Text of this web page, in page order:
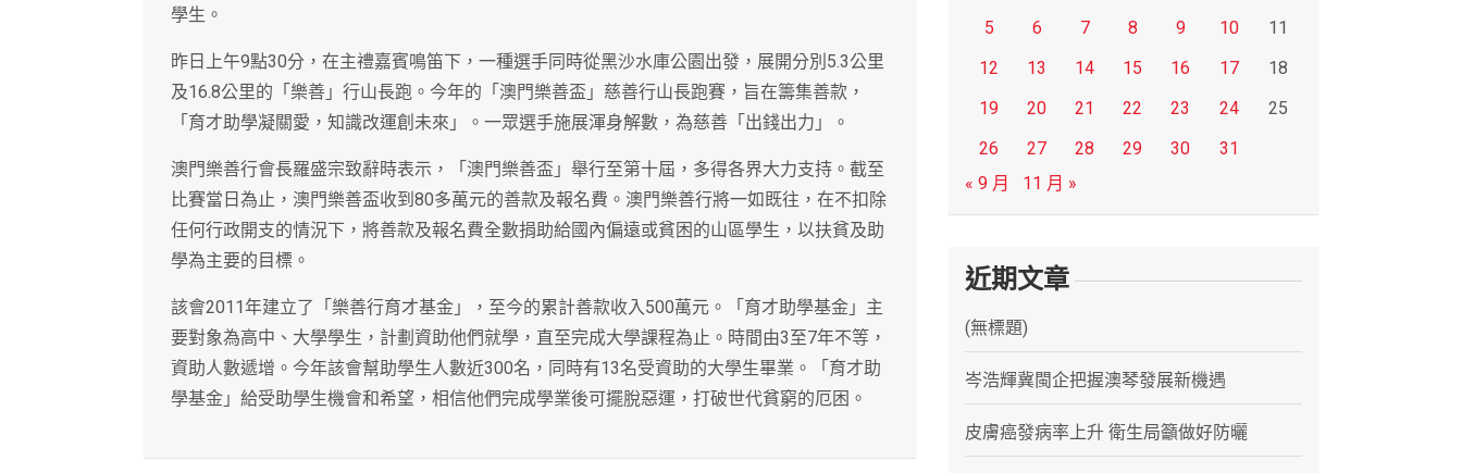
學生。
昨日上午9點30分，在主禮嘉賓鳴笛下，一種選手同時從黑沙水庫公園出發，展開分別5.3公里
及16.8公里的「樂善」行山長跑。今年的「澳門樂善盃」慈善行山長跑賽，旨在籌集善款，
「育才助學凝關愛，知識改運創未來」。一眾選手施展渾身解數，為慈善「出錢出力」。
澳門樂善行會長羅盛宗致辭時表示，「澳門樂善盃」舉行至第十屆，多得各界大力支持。截至
比賽當日為止，澳門樂善盃收到80多萬元的善款及報名費。澳門樂善行將一如既往，在不扣除
任何行政開支的情況下，將善款及報名費全數捐助給國內偏遠或貧困的山區學生，以扶貧及助
學為主要的目標。
該會2011年建立了「樂善行育才基金」，至今的累計善款收入500萬元。「育才助學基金」主
要對象為高中、大學學生，計劃資助他們就學，直至完成大學課程為止。時間由3至7年不等，
資助人數遞增。今年該會幫助學生人數近300名，同時有13名受資助的大學生畢業。「育才助
學基金」給受助學生機會和希望，相信他們完成學業後可擺脫惡運，打破世代貧窮的厄困。
5
6 7 8 9 10
11
12
13 14 15 16 17
18
19
20 21 22 23 24
25
26
27 28 29 30
31
« 9 月
11 月 »
近期文章
(無標題)
岑浩輝冀閩企把握澳琴發展新機遇
皮膚癌發病率上升 衛生局籲做好防曬